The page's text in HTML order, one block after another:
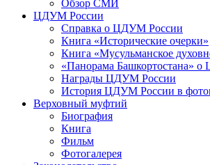
Обзор СМИ
ЦДУМ России
Справка о ЦДУМ России
Книга «Исторические очерки»
Книга «Мусульманское
«Панорама Башкортостана»
Награды ЦДУМ России
История ЦДУМ России в
Верховный муфтий
Биография
Книга
Фильм
Фотогалерея